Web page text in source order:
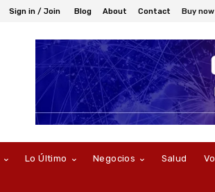
Sign in / Join Blog About Contact Buy now
Lo Último Negocios Salud